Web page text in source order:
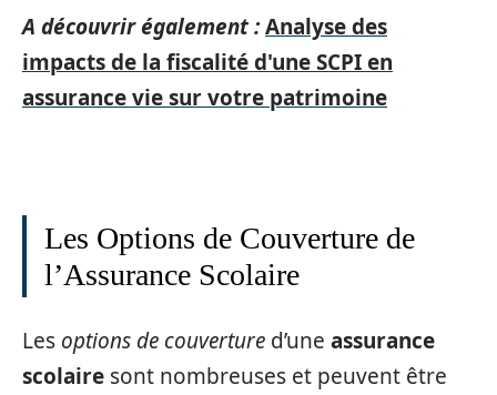
A découvrir également :Analyse des
impacts de la fiscalité d'une SCPI en
assurance vie sur votre patrimoine
Les Options de Couverture de
l’Assurance Scolaire
Les options de couverture d’une assurance
scolaire sont nombreuses et peuvent être